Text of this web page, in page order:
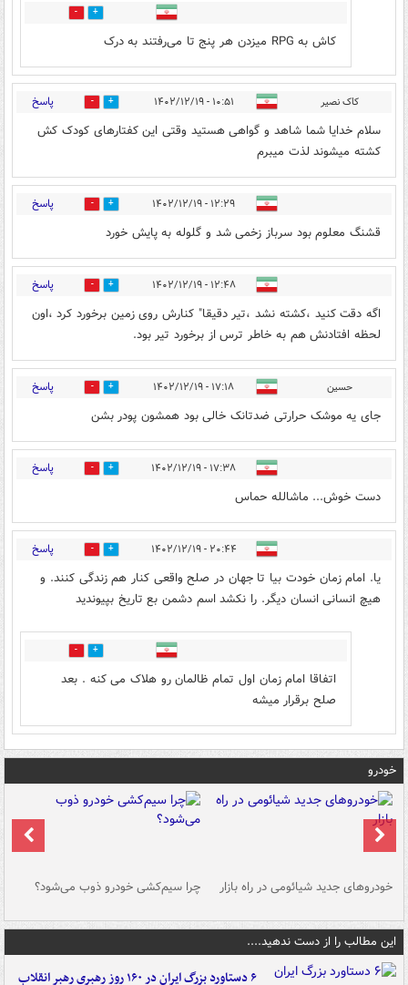
1
کاش به RPG میزدن هر پنج تا می‌رفتند به درک
کاک نصیر ۱۰:۵۱ - ۱۴۰۲/۱۲/۱۹ 6 پاسخ
سلام خدایا شما شاهد و گواهی هستید وقتی این کفتارهای کودک کش
کشته میشوند لذت میبرم
۱۲:۲۹ - ۱۴۰۲/۱۲/۱۹ 0 پاسخ
قشنگ معلوم بود سرباز زخمی شد و گلوله به پایش خورد
۱۲:۴۸ - ۱۴۰۲/۱۲/۱۹ 0 پاسخ
اگه دقت کنید ،کشته نشد ،تیر دقیقا" کنارش روی زمین برخورد کرد ،اون
لحظه افتادنش هم به خاطر ترس از برخورد تیر بود.
حسین ۱۷:۱۸ - ۱۴۰۲/۱۲/۱۹ 1 پاسخ
جای یه موشک حرارتی ضدتانک خالی بود همشون پودر بشن
۱۷:۳۸ - ۱۴۰۲/۱۲/۱۹ 1 پاسخ
دست خوش... ماشالله حماس
۲۰:۴۴ - ۱۴۰۲/۱۲/۱۹ 2 پاسخ
یا. امام زمان خودت بیا تا جهان در صلح واقعی کنار هم زندگی کنند. و
هیچ انسانی انسان دیگر. را نکشد اسم دشمن بع تاریخ بپیوندید
0
اتفاقا امام زمان اول تمام ظالمان رو هلاک می کنه . بعد
صلح برقرار میشه
خودرو
خودروهای جدید شیائومی در راه بازار چرا سیم‌کشی خودرو ذوب می‌شود؟
این مطالب را از دست ندهید....
۶ دستاورد بزرگ ایران در ۱۶۰ روز رهبری رهبر انقلاب